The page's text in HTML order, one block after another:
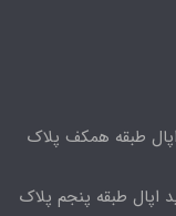
طبقه همکف پلاک
خرید اپال طبقه پنجم پلاک